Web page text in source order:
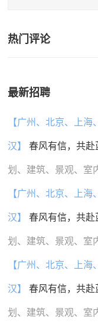
热门评论
最新招聘
【广州、北京、上
汉】 春风有信，共赴
划、建筑、景观、室
【广州、北京、上
汉】 春风有信，共赴
划、建筑、景观、室
【广州、北京、上
汉】 春风有信，共赴
划、建筑、景观、室